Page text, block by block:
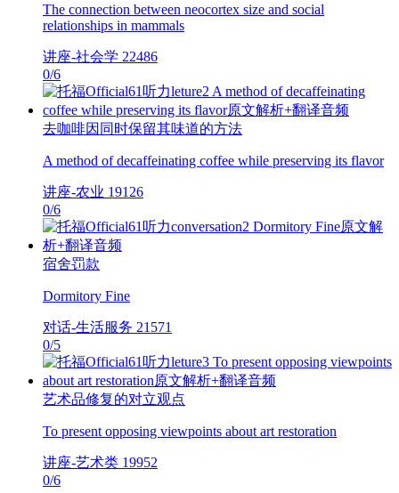
The connection between neocortex size and social
relationships in mammals
讲座-社会学 22486
0/6
去咖啡因同时保留其味道的方法
A method of decaffeinating coffee while preserving its flavor
讲座-农业 19126
0/6
宿舍罚款
Dormitory Fine
对话-生活服务 21571
0/5
艺术品修复的对立观点
To present opposing viewpoints about art restoration
讲座-艺术类 19952
0/6